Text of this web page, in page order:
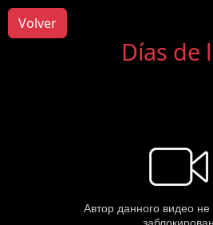
Volver
Días de